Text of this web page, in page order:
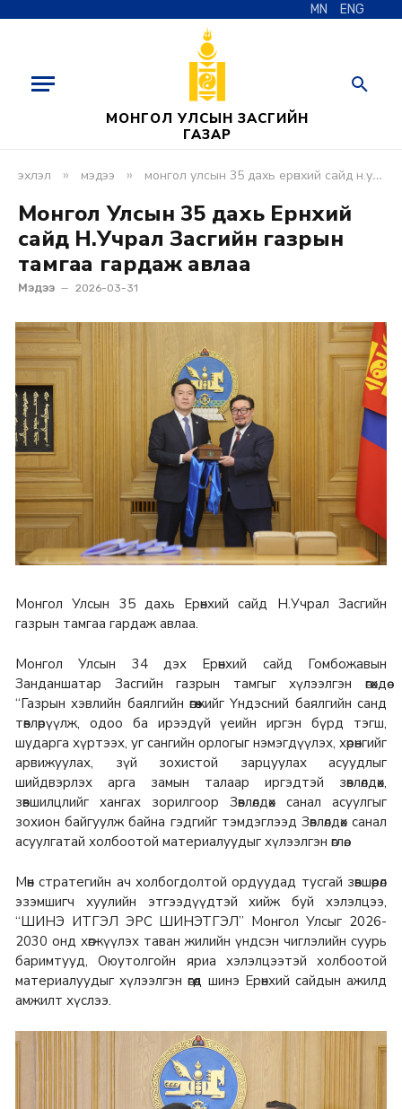
MN ENG
МОНГОЛ УЛСЫН ЗАСГИЙН
ГАЗАР
эхлэл » мэдээ » монгол улсын 35 дахь ерөнхий сайд н.учрал засгийн газрын тамгаа гардаж авлаа
Монгол Улсын 35 дахь Ерөнхий
сайд Н.Учрал Засгийн газрын
тамгаа гардаж авлаа
Мэдээ 2026-03-31
Монгол Улсын 35 дахь Ерөнхий сайд Н.Учрал Засгийн
газрын тамгаа гардаж авлаа.
Монгол Улсын 34 дэх Ерөнхий сайд Гомбожавын
Занданшатар Засгийн газрын тамгыг хүлээлгэн өгөхдөө
“Газрын хэвлийн баялгийн өгөөжийг Үндэсний баялгийн санд
төвлөрүүлж, одоо ба ирээдүй үеийн иргэн бүрд тэгш,
шударга хүртээх, уг сангийн орлогыг нэмэгдүүлэх, хөрөнгийг
арвижуулах, зүй зохистой зарцуулах асуудлыг
шийдвэрлэх арга замын талаар иргэдтэй зөвлөлдөх,
зөвшилцлийг хангах зорилгоор Зөвлөлдөх санал асуулгыг
зохион байгуулж байна гэдгийг тэмдэглээд Зөвлөлдөх санал
асуулгатай холбоотой материалуудыг хүлээлгэн өглөө.
Мөн стратегийн ач холбогдолтой ордуудад тусгай зөвшөөрөл
эзэмшигч хуулийн этгээдүүдтэй хийж буй хэлэлцээ,
“ШИНЭ ИТГЭЛ ЭРС ШИНЭТГЭЛ” Монгол Улсыг 2026-
2030 онд хөгжүүлэх таван жилийн үндсэн чиглэлийн суурь
баримтууд, Оюутолгойн яриа хэлэлцээтэй холбоотой
материалуудыг хүлээлгэн өгөөд шинэ Ерөнхий сайдын ажилд
амжилт хүслээ.